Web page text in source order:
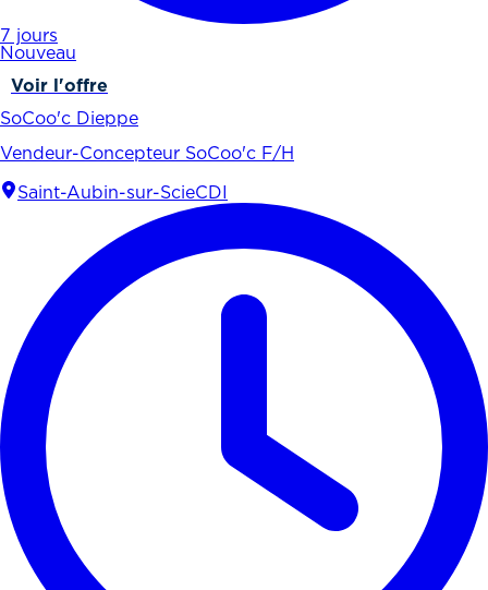
7 jours
Nouveau
Voir l'offre
SoCoo'c Dieppe
Vendeur-Concepteur SoCoo'c F/H
Saint-Aubin-sur-ScieCDI